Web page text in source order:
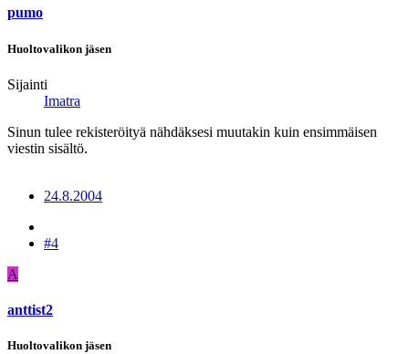
pumo
Huoltovalikon jäsen
Sijainti
Imatra
Sinun tulee rekisteröityä nähdäksesi muutakin kuin ensimmäisen
viestin sisältö.
24.8.2004
#4
A
anttist2
Huoltovalikon jäsen